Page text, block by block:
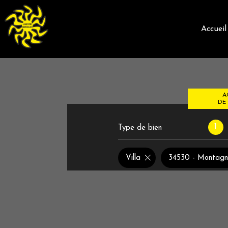
accueil
DE
de
du
de
Type de bien 1
Villa 34530 -